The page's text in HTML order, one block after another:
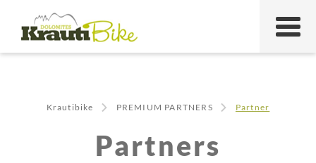
Krautibike PREMIUM PARTNERS Partner
Partners